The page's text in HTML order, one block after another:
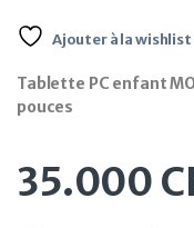
Ajouter à la wishlist
Tablette PC enfant
pouces
35.000